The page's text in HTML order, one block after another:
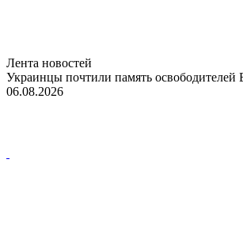
Лента новостей
Украинцы почтили память освободителей
06.08.2026